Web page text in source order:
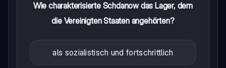
Wie charakterisierte Schdanow das Lager, dem
die Vereinigten Staaten angehörten?
als sozialistisch und fortschrittlich